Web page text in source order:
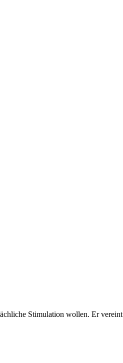
Stimulation wollen. Er vereint